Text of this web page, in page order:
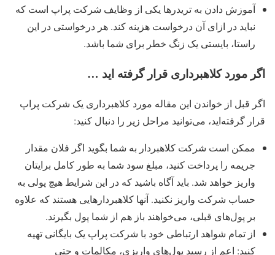
آموزش دادن به تریدرها یکی از وظایف شرکت پراپ است که
نباید در ازای آن درخواست هزینه کند. هر درخواستی در این
راستا، بایستی یک زنگ خطر برای شما باشد.
اگر مورد کلاهبرداری قرار گرفته اید …
اگر قبل از خواندن این مقاله مورد کلاهبرداری یک شرکت پراپ
قرار گرفته‌اید، می‌توانید مراحل زیر را دنبال کنید:
ممکن است شرکت کلاهبردار به شما بگوید اگر فلان مقدار
جریمه را پرداخت کنید، مبلغ سود شما به طور کامل برایتان
واریز خواهد شد. باید آگاه باشید که در این شرایط هیچ پولی به
حساب شرکت واریز نکنید. آنها کلاهبردارهایی هستند که علاوه
بر پول‌‌های قبلی، می‌خواهند باز هم از شما پول بگیرند.
از تمام شواهد ارتباطی خود با شرکت پراپ یک بایگانی تهیه
کنید: اعم از رسید پول‌‌های واریزی، مکالمات و حتی